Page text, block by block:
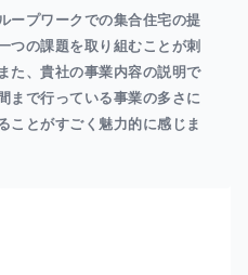
ープワークでの集合住宅の提
つの課題を取り組むことが刺
た、貴社の事業内容の説明で
まで行っている事業の多さに
ことがすごく魅力的に感じま